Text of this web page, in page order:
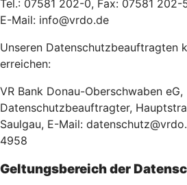
Tel.: 07581 202-0, Fax: 07581 202-
E-Mail: info@vrdo.de
Unseren Datenschutzbeauftragten
erreichen:
VR Bank Donau-Oberschwaben eG,
Datenschutzbeauftragter,
Saulgau, E-Mail:
4958
Geltungsbereich der